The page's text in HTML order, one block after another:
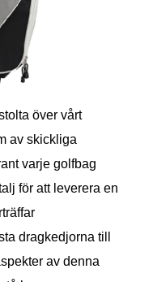
över vårt
av skickliga
varje golfbag
för att leverera en
dragkedjorna till
av denna